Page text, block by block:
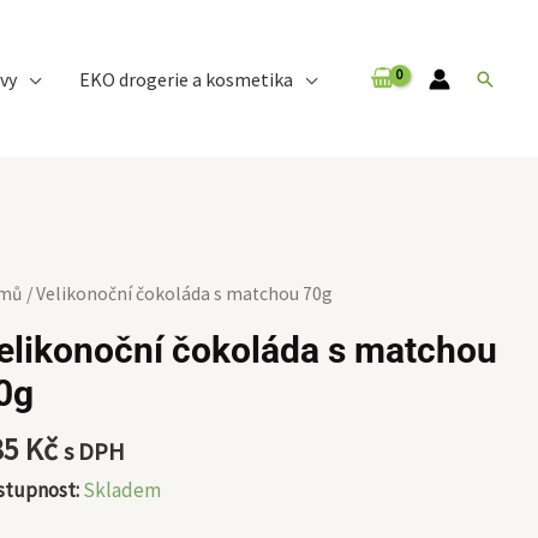
EKO drogerie a kosmetika Hledat
/ Velikonoční čokoláda s matchou 70g
čokoláda s matchou
Kčs DPH
Skladem